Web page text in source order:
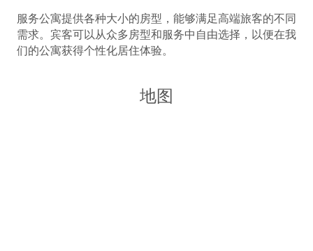
服务公寓提供各种大小的房型，能够满足高端旅客的不同
需求。宾客可以从众多房型和服务中自由选择，以便在我
们的公寓获得个性化居住体验。
地图